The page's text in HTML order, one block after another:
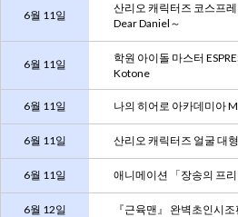
6월 11일
산리오 캐릭터즈 코스프
Dear Daniel～
6월 11일
학원 아이돌 마스터
Kotone
6월 11일 나의 히어로 아카데미아
6월 11일 산리오 캐릭터즈 얼굴 대
6월 11일 애니메이션 「장송의 프
6월 12일 『근육맨』 완벽초인시